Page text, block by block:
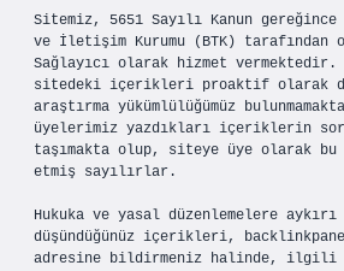
Sitemiz, 5651 Sayılı Kanun
ve İletişim Kurumu (BTK) tarafından
Sağlayıcı olarak hizmet vermektedir.
sitedeki içerikleri proaktif olarak
araştırma yükümlülüğümüz
üyelerimiz yazdıkları içeriklerin
taşımakta olup, siteye üye olarak bu
etmiş sayılırlar.
Hukuka ve yasal düzenlemelere aykırı
düşündüğünüz içerikleri,
adresine bildirmeniz halinde,